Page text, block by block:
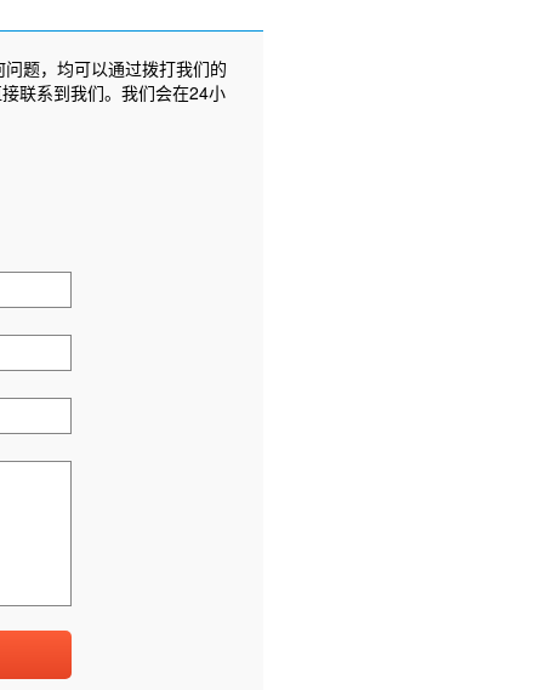
题，均可以通过拨打我们的
接联系到我们。我们会在24小